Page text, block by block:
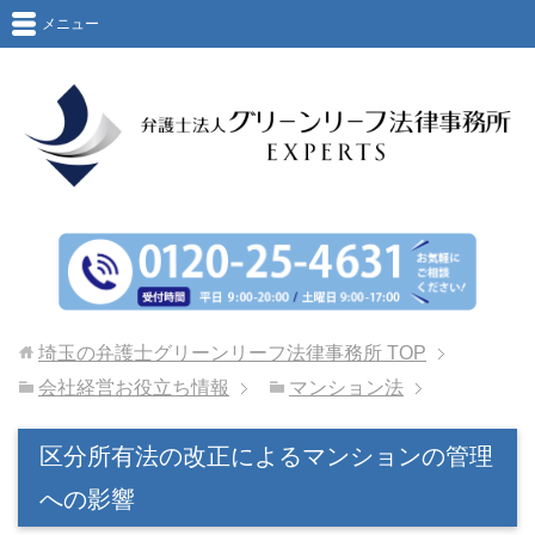
メニュー
埼玉の弁護士グリーンリーフ法律事務所 TOP
会社経営お役立ち情報
マンション法
区分所有法の改正によるマンションの管理
への影響